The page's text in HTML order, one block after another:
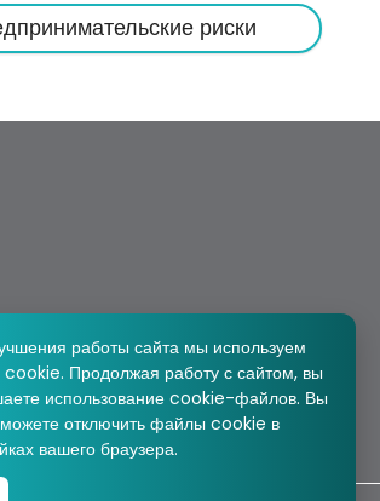
риски
СИ № 3767 и СЛ № 3767
работы сайта мы используем
Продолжая работу с сайтом, вы
использование cookie-файлов. Вы
можете отключить файлы cookie в
вашего браузера.